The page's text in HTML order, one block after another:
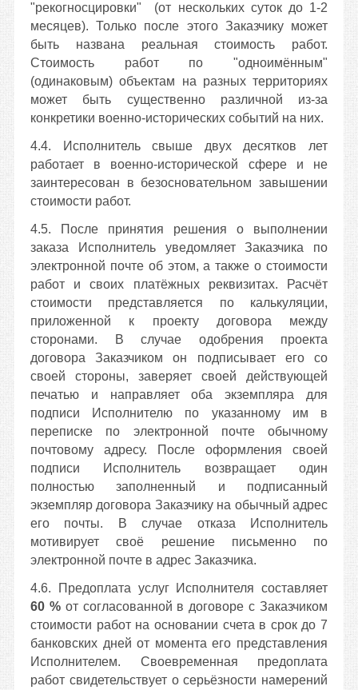
"рекогносцировки"
(от нескольких суток до 1-2
месяцев). Только после этого Заказчику может
быть названа реальная стоимость работ.
Стоимость работ по "одноимённым"
(одинаковым) объектам на разных территориях
может быть существенно различной из-за
конкретики военно-исторических событий на них.
4.4. Исполнитель свыше двух десятков лет
работает в военно-исторической сфере и не
заинтересован в безосновательном завышении
стоимости работ.
4.5. После принятия решения о выполнении
заказа Исполнитель уведомляет Заказчика по
электронной почте об этом, а также о стоимости
работ и своих платёжных реквизитах. Расчёт
стоимости представляется по калькуляции,
приложенной к проекту договора между
сторонами. В случае одобрения проекта
договора Заказчиком он подписывает его со
своей стороны, заверяет своей действующей
печатью и направляет оба экземпляра для
подписи Исполнителю по указанному им в
переписке по электронной почте обычному
почтовому адресу. После оформления своей
подписи Исполнитель возвращает один
полностью заполненный и подписанный
экземпляр договора Заказчику на обычный адрес
его почты. В случае отказа Исполнитель
мотивирует своё решение письменно по
электронной почте в адрес Заказчика.
4.6. Предоплата услуг Исполнителя составляет
60 %от согласованной в договоре с Заказчиком
стоимости работ на основании счета в срок до 7
банковских дней от момента его представления
Исполнителем. Своевременная предоплата
работ свидетельствует о серьёзности намерений